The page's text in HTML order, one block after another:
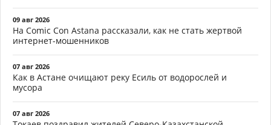
09 авг 2026
На Comic Con Astana рассказали, как не стать жертвой
интернет-мошенников
07 авг 2026
Как в Астане очищают реку Есиль от водорослей и
мусора
07 авг 2026